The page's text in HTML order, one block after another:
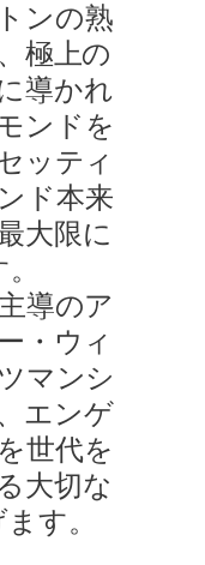
ンの熟
極上の
導かれ
ンドを
ッティ
ド本来
大限に
導のア
・ウィ
マンシ
エンゲ
世代を
大切な
す。